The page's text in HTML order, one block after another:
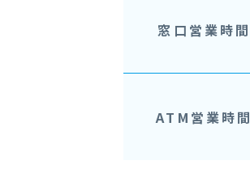
窓口営業時間
ATM営業時間